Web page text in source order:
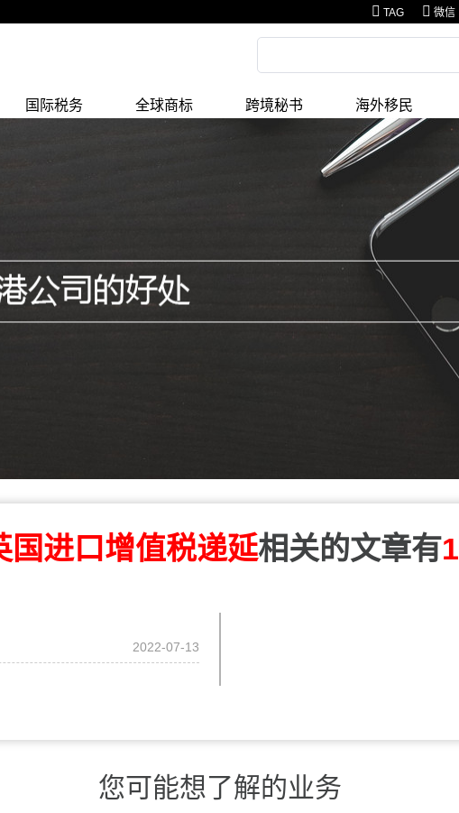
TAG 微信
国际税务 全球商标 跨境秘书 海外移民
国进口增值税递延相关的文章有1
2022-07-13
您可能想了解的业务